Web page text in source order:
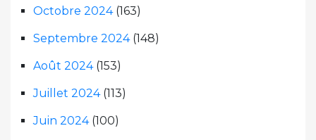
Octobre 2024(163)
Septembre 2024(148)
Août 2024(153)
Juillet 2024(113)
Juin 2024(100)